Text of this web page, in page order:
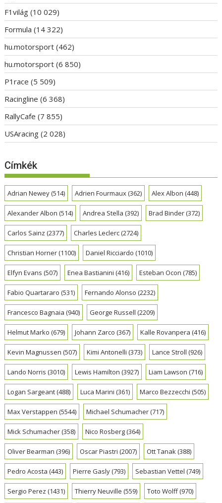
F1világ (10 029)
Formula (14 322)
hu.motorsport (462)
hu.motorsport (6 850)
P1race (5 509)
Racingline (6 368)
RallyCafe (7 855)
USAracing (2 028)
Címkék
Adrian Newey(514) Adrien Fourmaux(362) Alex Albon (448)
Alexander Albon (514) Andrea Stella (392) Brad Binder(372)
Carlos Sainz (2377) Charles Leclerc(2724)
Christian Horner(1100) Daniel Ricciardo (1010)
Elfyn Evans (507) Enea Bastianini (416) Esteban Ocon (785)
Fabio Quartararo (531) Fernando Alonso (2232)
Francesco Bagnaia (940) George Russell (2209)
Helmut Marko (679) Johann Zarco (367) Kalle Rovanpera (416)
Kevin Magnussen (507) Kimi Antonelli (373) Lance Stroll (926)
Lando Norris (3010) Lewis Hamilton (3927) Liam Lawson (716)
Logan Sargeant(488) Luca Marini (361) Marco Bezzecchi (505)
Max Verstappen (5544) Michael Schumacher(717)
Mick Schumacher(358) Nico Rosberg(364)
Oliver Bearman (396) Oscar Piastri (2007) Ott Tanak(388)
Pedro Acosta (443) Pierre Gasly(793) Sebastian Vettel (749)
Sergio Perez (1431) Thierry Neuville (559) Toto Wolff(970)